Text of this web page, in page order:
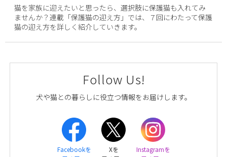
猫を家族に迎えたいと思ったら、選択肢に保護猫も入れてみ
ませんか？連載「保護猫の迎え方」では、７回にわたって保護
猫の迎え方を詳しく紹介していきます。
Follow Us!
犬や猫との暮らしに役立つ情報をお届けします。
Facebookを
Xを
Instagramを